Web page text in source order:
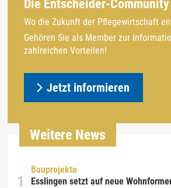
Die Entscheider-Community
Wo die Zukunft der Pflegewirtschaft
Gehören Sie als Member zur
zahlreichen Vorteilen!
Jetzt informieren
Weitere News
Bauprojekte
Esslingen setzt auf neue